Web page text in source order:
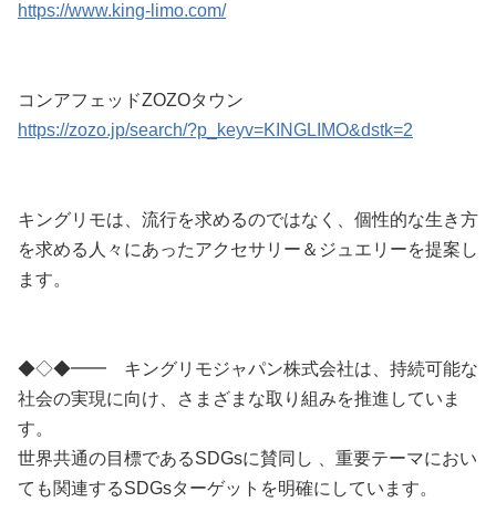
https://www.king-limo.com/
コンアフェッドZOZOタウン
https://zozo.jp/search/?p_keyv=KINGLIMO&dstk=2
キングリモは、流行を求めるのではなく、個性的な生き方
を求める人々にあったアクセサリー＆ジュエリーを提案し
ます。
◆◇◆━━ キングリモジャパン株式会社は、持続可能な
社会の実現に向け、さまざまな取り組みを推進していま
す。
世界共通の目標であるSDGsに賛同し 、重要テーマにおい
ても関連するSDGsターゲットを明確にしています。